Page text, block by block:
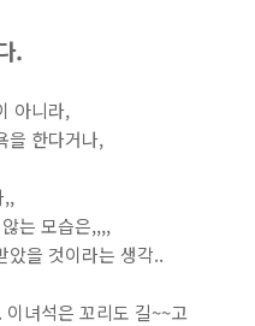
.
아니라,
을 한다거나,
는 모습은,,,,
았을 것이라는 생각..
녀석은 꼬리도 길~~고